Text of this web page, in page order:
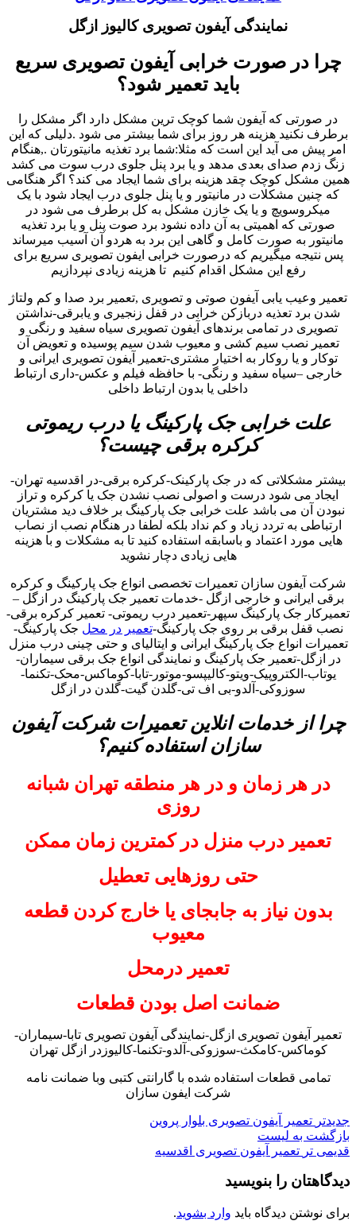
نمایندگی آیفون تصویری کالیوز ازگل
چرا در صورت خرابی آیفون تصویری سریع
باید تعمیر شود؟
در صورتی که آیفون شما کوچک ترین مشکل دارد اگر مشکل را
برطرف نکنید هزینه هر روز برای شما بیشتر می شود .دلیلی که این
امر پیش می آید این است که مثلا:شما برد تغذیه مانیتورتان .,هنگام
زنگ زدم صدای بعدی مدهد و یا برد پنل جلوی درب سوت می کشد
همین مشکل کوچک چقد هزینه برای شما ایجاد می کند؟ اگر هنگامی
که چنین مشکلات در مانیتور و یا پنل جلوی درب ایجاد شود با یک
میکروسویچ و یا یک خازن مشکل به کل برطرف می شود در
صورتی که اهمیتی به آن داده نشود برد صوت پنل و یا برد تغذیه
مانیتور به صورت کامل و گاهی این برد به هردو آن آسیب میرساند
پس نتیجه میگیریم که درصورت خرابی ایفون تصویری سریع برای
رفع این مشکل اقدام کنیم تا هزینه زیادی نپردازیم
تعمیر وعیب یابی آیفون صوتی و تصویری ,تعمیر برد صدا و کم ولتاژ
شدن برد تعذیه دربازکن خرابی در قفل زنجیری و یابرقی-نداشتن
تصویری در تمامی برندهای آیفون تصویری سیاه سفید و رنگی و
تعمیر نصب سیم کشی و معیوب شدن سیم پوسیده و تعویض آن
توکار و یا روکار به اختیار مشتری-تعمیر آیفون تصویری ایرانی و
خارجی –سیاه سفید و رنگی- با حافظه فیلم و عکس-داری ارتباط
داخلی یا بدون ارتباط داخلی
علت خرابی جک پارکینگ یا درب ریموتی
کرکره برقی چیست؟
بیشتر مشکلاتی که در جک پارکینک-کرکره برقی-در اقدسیه تهران-
ایجاد می شود درست و اصولی نصب نشدن جک یا کرکره و تراز
نبودن آن می باشد علت خرابی جک پارکینگ بر خلاف دید مشتریان
ارتباطی به تردد زیاد و کم نداد بلکه لطفا در هنگام نصب از نصاب
هایی مورد اعتماد و باسابقه استفاده کنید تا به مشکلات و با هزینه
هایی زیادی دچار نشوید
شرکت آیفون سازان تعمیرات تخصصی انواع جک پارکینگ و کرکره
برقی ایرانی و خارجی ازگل -خدمات تعمیر جک پارکینگ در ازگل –
تعمیرکار جک پارکینگ سپهر-تعمیر درب ریموتی- تعمیر کرکره برقی-
نصب قفل برقی بر روی جک پارکینگ-تعمیر در محل جک پارکینگ-
تعمیرات انواع جک پارکینگ ایرانی و ایتالیای و حتی چینی درب منزل
در ازگل-تعمیر جک پارکینگ و نمایندگی انواع جک برقی سیماران-
یوتاب-الکتروپیک-ویتو-کالیپسو-موتور-تابا-کوماکس-محک-تکنما-
سوزوکی-آلدو-بی اف تی-گلدن گیت-گلدن در ازگل
چرا از خدمات انلاین تعمیرات شرکت آیفون
سازان استفاده کنیم؟
در هر زمان و در هر منطقه تهران شبانه
روزی
تعمیر درب منزل در کمترین زمان ممکن
حتی روزهایی تعطیل
بدون نیاز به جابجای یا خارج کردن قطعه
معیوب
تعمیر درمحل
ضمانت اصل بودن قطعات
تعمیر آیفون تصویری ازگل-نمایندگی آیفون تصویری تابا-سیماران-
کوماکس-کامکث-سوزوکی-آلدو-تکنما-کالیوزدر ازگل تهران
تمامی قطعات استفاده شده با گارانتی کتبی وبا ضمانت نامه
شرکت ایفون سازان
جدیدتر تعمیر آیفون تصویری بلوار پروین
بازگشت به لیست
قدیمی تر تعمیر آیفون تصویری اقدسیه
دیدگاهتان را بنویسید
برای نوشتن دیدگاه باید وارد بشوید.